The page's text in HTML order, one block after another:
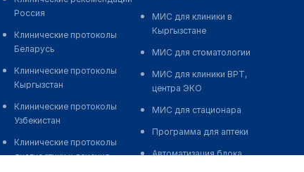
Россия
Клинические протоколы
Беларусь
Клинические протоколы
Кыргызстан
Клинические протоколы
Узбекистан
Клинические протоколы
диагностики и лечения
МИС для клиники в
Кыргызстане
МИС для стоматологии
МИС для клиники ВРТ,
центра ЭКО
МИС для стационара
Программа для аптеки
Автоматизация блока